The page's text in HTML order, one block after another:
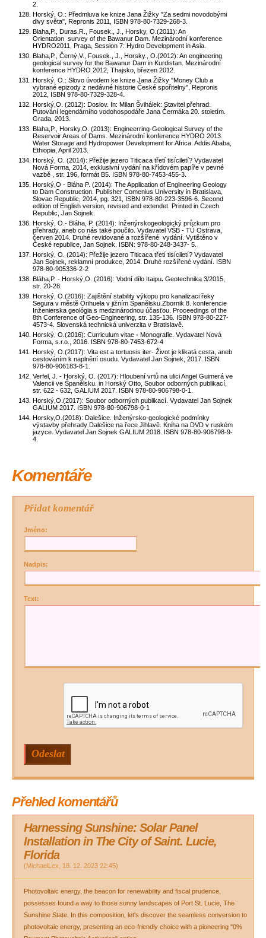
2.
Horský, O.: Předmluva ke knize Jana Žižky "Za sedmi novodobými
divy světa", Repronis 2011, ISBN 978-80-7329-268-3.
Blaha,P., Duras.R., Fousek., J., Horsky, O.(2011): An
Orientation survey of the Bawanur Dam. Mezinárodní konference
HYDRO2011, Praga, Session 7: Hydro Development in Asia.
Blaha,P., Černý,V., Fousek., J., Horsky., O.(2012): An engineering
geological survey for the Bawanur Dam in Kurdistan. Mezinárodní
konference HYDRO 2012, Thajsko, březen 2012.
Horský, O.: Slovo úvodem ke knize Jana Žižky "Money Club a
vybrané epizody z nedávné historie České spořitelny", Repronis
2012, ISBN 978-80-7329-328-4.
Horský,O. (2012): Doslov. In: Milan Švihálek: Stavitel přehrad.
Putování legendárního vodohospodáře Jana Čermáka 20. stoletím.
Grada, 2013.
Blaha,P., Horsky,O. (2013): Engineerring-Geological Survey of the
Reservoir Areas of Dams. Mezinárodní konference HYDRO 2013.
Water Storage and Hydropower Development for Africa. Addis Ababa,
Ethiopia, April 2013.
Horský, O. (2014): Přežije jezero Titicaca třetí tisíciletí? Vydavatel
Nová Forma, 2014, exklusivní vydání na křídovém papíře v pevné
vazbě , str. 196, formát B5. ISBN 978-80-7453-455-3.
Horský,O - Bláha P. (2014): The Application of Engineering Geology
to Dam Construction. Publisher Comenius University in Bratislava,
Slovac Republic, 2014, pg. 321, ISBN 978-80-223-3596-6. Second
edition of English version, revised and extendet. Printed in Czech
Republic, Jan Sojnek.
Horský, O.- Bláha, P. (2014): Inženýrskogeologický průzkum pro
přehrady, aneb co nás také poučilo. Vydavatel VŠB - TÚ Ostrava,
červen 2014. Druhé revidované a rozšířené vydání. Vytištěno v
České republice, Jan Sojnek. ISBN: 978-80-248-3437- 5.
Horský, O. (2014): Přežije jezero Titicaca třetí tisíciletí? Vydavatel
Jan Sojnek, reklamní produkce, 2014. Druhé rozšířené vydání. ISBN
978-80-905336-2-2
Bláha,P. - Horský,O. (2016): Vodní dílo Itaipu. Geotechnika 3/2015,
str. 20-28.
Horský, O.(2016): Zajištění stability výkopu pro kanalizaci řeky
Segura v městě Orihuela v jižním Španělsku.Zbornik 8. konferencie
Inženierska geológia s medzinárodnou účasťou. Proceedings of the
8th Conference of Geo-Engineering, str. 135-136. ISBN 978-80-227-
4573-4. Slovenská technická univerzita v Bratislavě.
Horský, O.(2016): Curriculum vitae - Monografie. Vydavatel Nová
Forma, s.r.o., 2016. ISBN 978-80-7453-672-4
Horský, O.(2017): Vita est a tortuosis iter- Život je klikatá cesta, aneb
cestováním k naplnění osudu. Vydavatel Jan Sojnek, 2017. ISBN
978-80-906183-8-1.
Verfel, J. - Horský, O. (2017): Hloubení vrtů na ulici Angel Guimerá ve
Valencii ve Španělsku. in Horský Otto, Soubor odborných publikací,
str. 622 - 632, GALIUM 2017. ISBN 978-80-906798-0-1.
Horský,O.(2017): Soubor odborných publikací. Vydavatel Jan Sojnek
GALIUM 2017. ISBN 978-80-906798-0-1
Horsky,O.(2018): Dalešice. Inženýrsko-geologické podmínky
výstavby přehrady Dalešice na řece Jihlavě. Kniha na DVD v ruském
jazyce. Vydavatel Jan Sojnek GALIUM 2018. ISBN 978-80-906798-9-
4.
Komentáře
Přidat komentář
Jméno:
Nadpis:
Text:
Přehled komentářů
Harnessing Sunshine: Solar Panel
Installation in The City of Saint. Lucie,
Florida
(MichaelLex 18. 12. 2023 22:45)
Photovoltaic energy, the beacon for renewability and fiscal prudence,
possesses found a way to those sunny landscapes of Port St. Lucie, The
Sunshine State. In this composition, let's discover the seamless conversion to
photovoltaic energy, presenting an eco-friendly choice with a pioneering "0%